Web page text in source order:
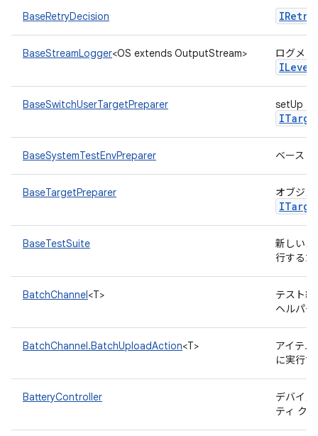
BaseRetryDecision IRetry
BaseStreamLogger<OS extends OutputStream> ログメ
BaseSwitchUserTargetPreparer setUp で
BaseSystemTestEnvPreparer ベース
BaseTargetPreparer オブジ
BaseTestSuite
新しい
行する
BatchChannel<T>
テスト
ヘルパ
BatchChannel.BatchUploadAction<T>
アイテ
に実行
BatteryController
デバイ
ティ ク